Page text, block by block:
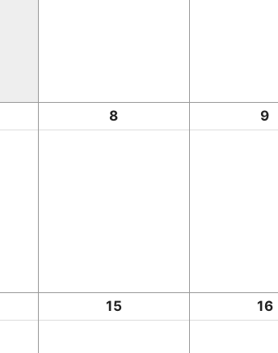
8 9
15 16